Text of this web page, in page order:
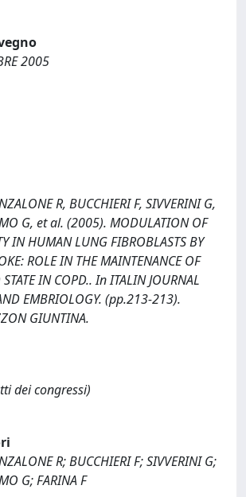
2005
R, BUCCHIERI F, SIVVERINI G,
G, et al. (2005). MODULATION OF
IN HUMAN LUNG FIBROBLASTS BY
ROLE IN THE MAINTENANCE OF
IN COPD.. In ITALIN JOURNAL
EMBRIOLOGY. (pp.213-213).
GIUNTINA.
dei congressi)
R; BUCCHIERI F; SIVVERINI G;
G; FARINA F